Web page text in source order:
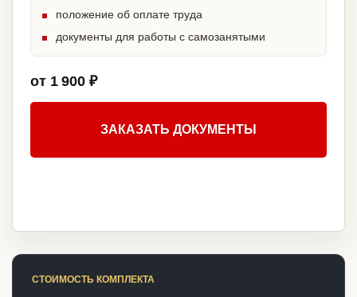
положение об оплате труда
документы для работы с самозанятыми
от 1 900 ₽
ЗАКАЗАТЬ ДОКУМЕНТЫ
СТОИМОСТЬ КОМПЛЕКТА